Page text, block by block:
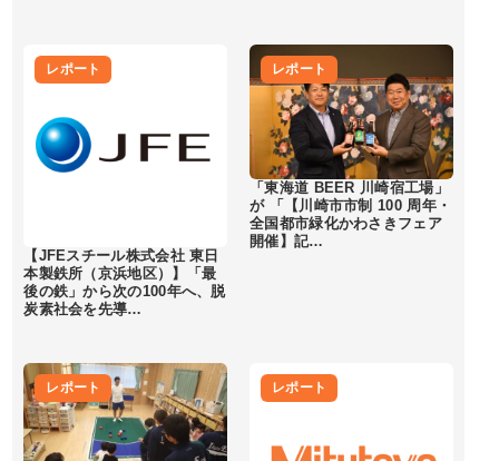
レポート
【JFEスチール株式会社 東日
本製鉄所（京浜地区）】「最
後の鉄」から次の100年へ、脱
炭素社会を先導…
レポート
「東海道 BEER 川崎宿工場」
が 「【川崎市市制 100 周年・
全国都市緑化かわさきフェア
開催】記…
レポート レポート